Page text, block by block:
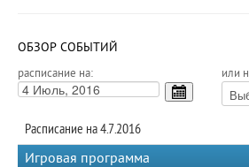
ОБЗОР СОБЫТИЙ
расписание на: или
Расписание на 4.7.2016
Игровая программа